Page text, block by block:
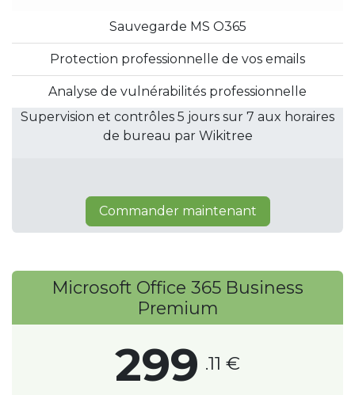
Sauvegarde MS O365
Protection professionnelle de vos emails
Analyse de vulnérabilités professionnelle
Supervision et contrôles 5 jours sur 7 aux horaires
de bureau par Wikitree
Commander maintenant
Microsoft Office 365 Business
Premium
299 .11 €